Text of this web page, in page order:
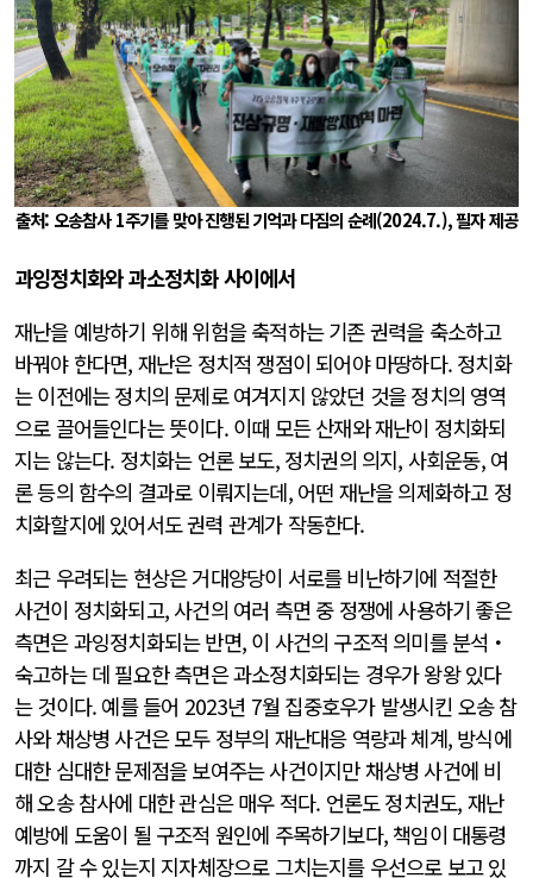
출처: 오송참사 1주기를 맞아 진행된 기억과 다짐의 순례(2024.7.), 필자 제공
과잉정치화와 과소정치화 사이에서
재난을 예방하기 위해 위험을 축적하는 기존 권력을 축소하고
바꿔야 한다면, 재난은 정치적 쟁점이 되어야 마땅하다. 정치화
는 이전에는 정치의 문제로 여겨지지 않았던 것을 정치의 영역
으로 끌어들인다는 뜻이다. 이때 모든 산재와 재난이 정치화되
지는 않는다. 정치화는 언론 보도, 정치권의 의지, 사회운동, 여
론 등의 함수의 결과로 이뤄지는데, 어떤 재난을 의제화하고 정
치화할지에 있어서도 권력 관계가 작동한다.
최근 우려되는 현상은 거대양당이 서로를 비난하기에 적절한
사건이 정치화되고, 사건의 여러 측면 중 정쟁에 사용하기 좋은
측면은 과잉정치화되는 반면, 이 사건의 구조적 의미를 분석‧
숙고하는 데 필요한 측면은 과소정치화되는 경우가 왕왕 있다
는 것이다. 예를 들어 2023년 7월 집중호우가 발생시킨 오송 참
사와 채상병 사건은 모두 정부의 재난대응 역량과 체계, 방식에
대한 심대한 문제점을 보여주는 사건이지만 채상병 사건에 비
해 오송 참사에 대한 관심은 매우 적다. 언론도 정치권도, 재난
예방에 도움이 될 구조적 원인에 주목하기보다, 책임이 대통령
까지 갈 수 있는지 지자체장으로 그치는지를 우선으로 보고 있